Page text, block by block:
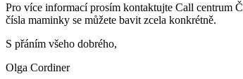
Pro více informací prosím kontaktujte Call centrum
čísla maminky se můžete bavit zcela konkrétně.
S přáním všeho dobrého,
Olga Cordiner